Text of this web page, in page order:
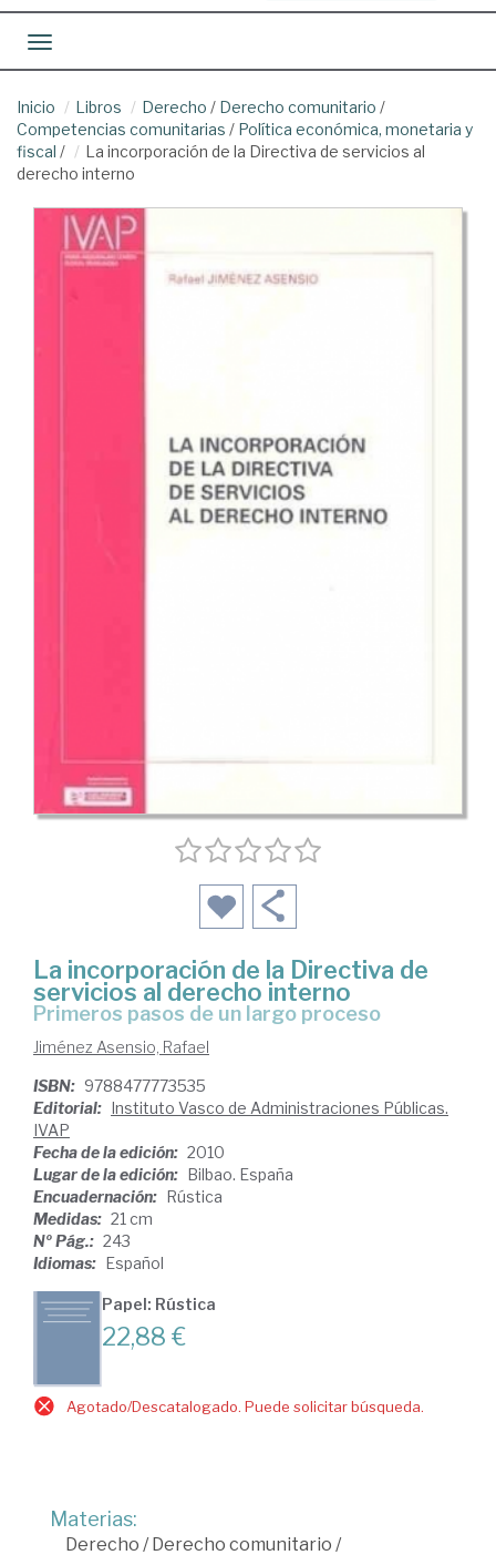
Toggle navigation
Inicio Libros Derecho / Derecho comunitario /
Competencias comunitarias / Política económica, monetaria y
fiscal /
La incorporación de la Directiva de servicios al
derecho interno
La incorporación de la Directiva de
servicios al derecho interno
primeros pasos de un largo proceso
Jiménez Asensio, Rafael
ISBN: 9788477773535
Editorial: Instituto Vasco de Administraciones Públicas.
IVAP
Fecha de la edición: 2010
Lugar de la edición: Bilbao. España
Encuadernación: Rústica
Medidas: 21 cm
Nº Pág.: 243
Idiomas: Español
Papel: Rústica
22,88 €
Agotado/Descatalogado. Puede solicitar búsqueda.
Materias:
Derecho /Derecho comunitario /